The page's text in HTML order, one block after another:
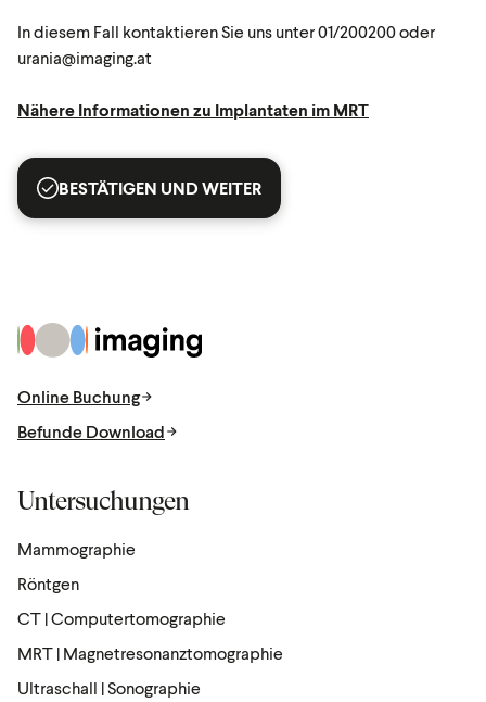
In diesem Fall kontaktieren Sie uns unter 01/200200 oder
urania@imaging.at
Nähere Informationen zu Implantaten im MRT
BESTÄTIGEN UND WEITER
Zur Startseite
Online Buchung
Befunde Download
Untersuchungen
Mammographie
Röntgen
CT | Computertomographie
MRT | Magnetresonanztomographie
Ultraschall | Sonographie